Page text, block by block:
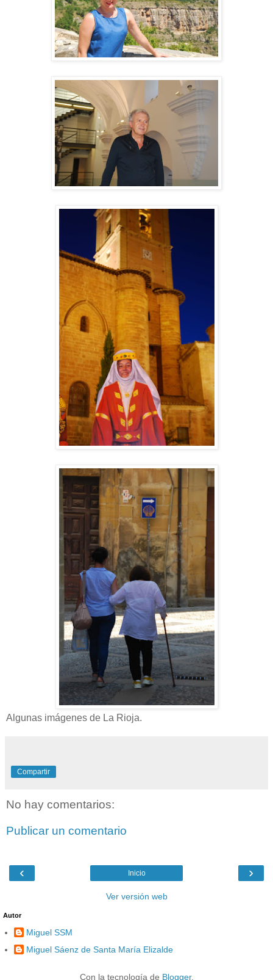
Algunas imágenes de La Rioja.
Compartir
No hay comentarios:
Publicar un comentario
‹ ›
Inicio
Ver versión web
Autor
Miguel SSM
Miguel Sáenz de Santa María Elizalde
Con la tecnología de Blogger.